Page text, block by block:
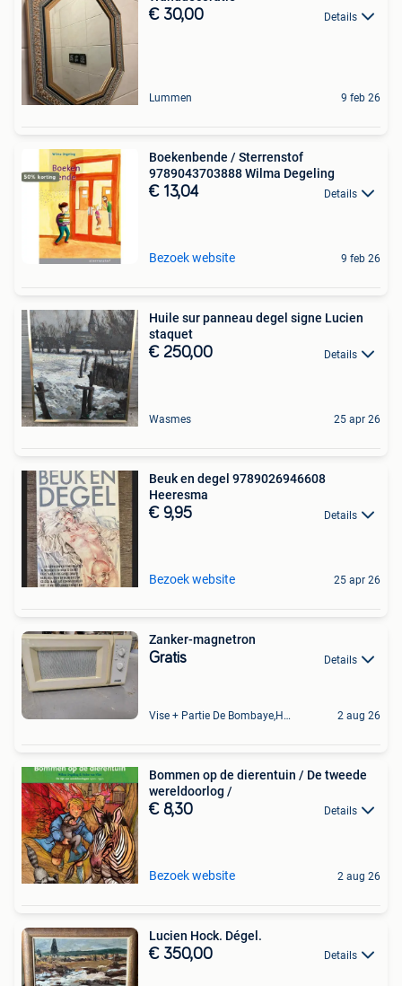
€ 30,00 Details
Lummen 9 feb 26
Boekenbende / Sterrenstof
9789043703888 Wilma Degeling
€ 13,04 Details
Bezoek website 9 feb 26
Huile sur panneau degel signe Lucien
staquet
€ 250,00 Details
Wasmes 25 apr 26
Beuk en degel 9789026946608
Heeresma
€ 9,95 Details
Bezoek website 25 apr 26
Zanker-magnetron
Gratis Details
Vise + Partie De Bombaye,Hac- Court, Hermalle-Ss-Argenteau 2 aug 26
Bommen op de dierentuin / De tweede
wereldoorlog /
€ 8,30 Details
Bezoek website 2 aug 26
Lucien Hock. Dégel.
€ 350,00 Details